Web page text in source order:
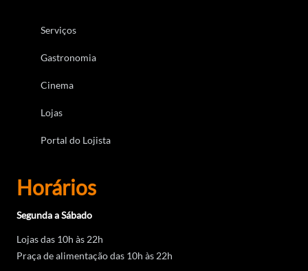
Serviços
Gastronomia
Cinema
Lojas
Portal do Lojista
Horários
Segunda a Sábado
Lojas das 10h às 22h
Praça de alimentação das 10h às 22h